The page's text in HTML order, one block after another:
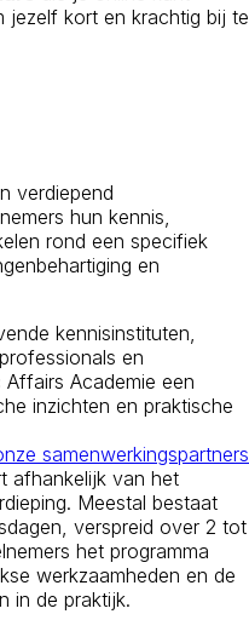
jezelf kort en krachtig bij te
verdiepend
hun kennis,
rond een specifiek
en
kennisinstituten,
en
Academie een
inzichten en praktische
samenwerkingspartners
afhankelijk van het
Meestal bestaat
verspreid over 2 tot
het programma
werkzaamheden en de
in de praktijk.